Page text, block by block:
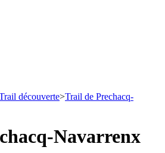
découverte>Trail de Prechacq-
Navarrenx